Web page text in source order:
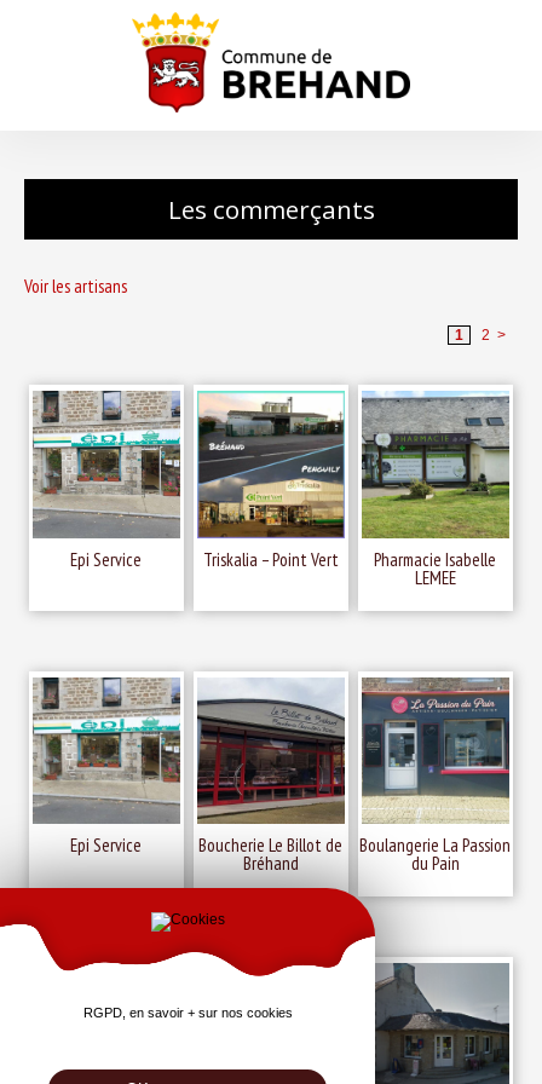
Les commerçants
Voir les artisans
1 2 >
Epi Service Triskalia – Point Vert Pharmacie Isabelle
LEMEE
Epi Service Boucherie Le Billot de
Bréhand
Boulangerie La Passion
du Pain
RGPD, en savoir + sur nos cookies